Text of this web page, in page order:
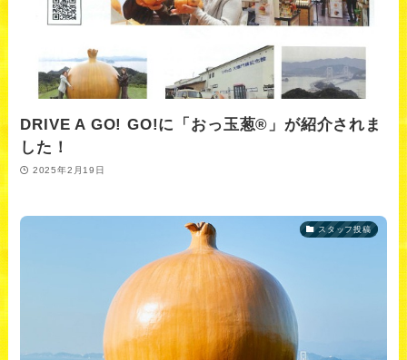
DRIVE A GO! GO!に「おっ玉葱®」が紹介されま
した！
2025年2月19日
スタッフ投稿